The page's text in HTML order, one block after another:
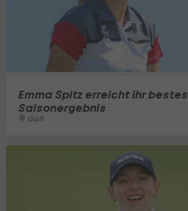
Emma Spitz erreicht ihr bestes
Saisonergebnis
Golf